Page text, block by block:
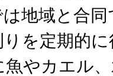
地域と合同
を定期的
やカエル